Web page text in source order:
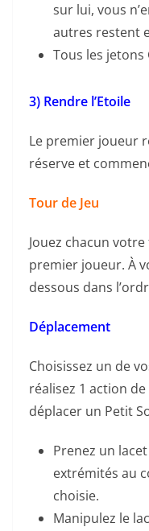
sur lui, vous
autres restent
Tous les
3) Rendre l’Etoile
Le premier joueur
réserve et
Tour de Jeu
Jouez chacun
premier joueur. À
dessous dans
Déplacement
Choisissez un de
réalisez 1 action
déplacer un Petit
Prenez un
extrémités au
choisie.
Manipulez le